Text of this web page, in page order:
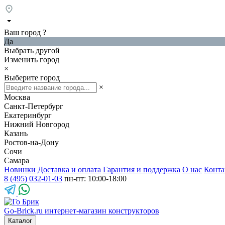
Ваш город ?
Да
Выбрать другой
Изменить город
×
Выберите город
×
Москва
Санкт-Петербург
Екатеринбург
Нижний Новгород
Казань
Ростов-на-Дону
Сочи
Самара
Новинки Доставка и оплата Гарантия и поддержка О нас
8 (495) 032-01-03 пн-пт: 10:00-18:00
Go-Brick.ru интернет-магазин конструкторов
Каталог